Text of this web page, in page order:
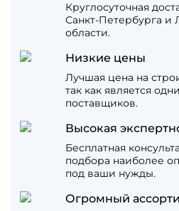
Круглосуточная
Санкт-Петербурга и
области.
Низкие цены
Лучшая цена на
так как является
поставщиков.
Высокая
Бесплатная
подбора наиболее
под ваши нужды.
Огромный